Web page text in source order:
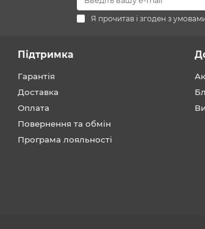
Я прочитав і згоден з
Підтримка
Гарантія
Доставка
Оплата
Повернення та обмін
Програма лояльності